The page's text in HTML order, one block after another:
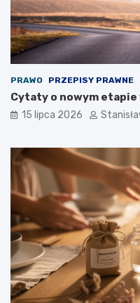
PRAWO PRZEPISY PRAWNE
Cytaty o nowym etapie
15 lipca 2026